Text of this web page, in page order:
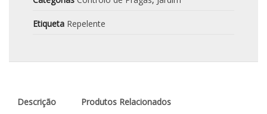
Etiqueta Repelente
Descrição Produtos Relacionados